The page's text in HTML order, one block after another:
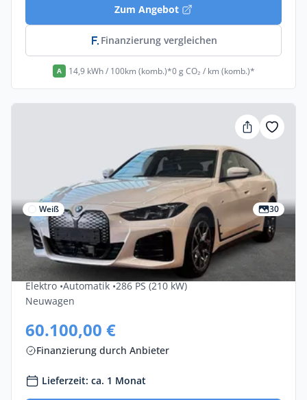
Zum Angebot
Finanzierung vergleichen
A 14,9 kWh / 100km (komb.)*0 g CO₂ / km (komb.)*
Weiß 30
Privat & Gewerbe
Bmw I4 EDrive35 5dr
Elektro •Automatik •286 PS (210 kW)
Neuwagen
60.100,00 €
Finanzierung durch Anbieter
Lieferzeit: ca. 1 Monat